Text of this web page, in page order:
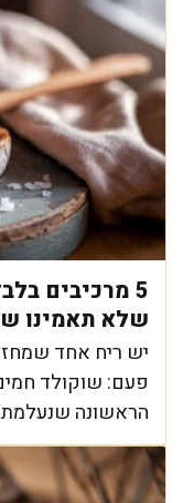
5 מרכיבים
שלא תאמינו
יש ריח אחד
פעם: שוקולד
הראשונה שנעלמת